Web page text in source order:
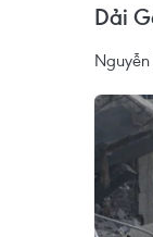
Dải
Nguyễn